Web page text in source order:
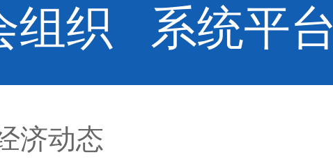
组织 系统平台
济动态